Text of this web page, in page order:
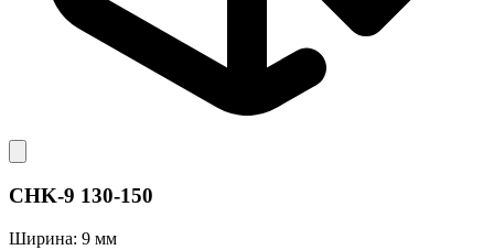
CHK-9 130-150
Ширина: 9 мм